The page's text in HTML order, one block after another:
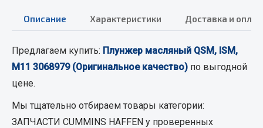
Смазочные материалы
Масла
Охладжающие жидкости
Технические жидкости
Описание Характеристики Доставка и
Предлагаем купить: Плунжер масляный QSM, ISM,
M11 3068979 (Оригинальное качество) по выгодной
цене.
Мы тщательно отбираем товары категории:
ЗАПЧАСТИ CUMMINS HAFFEN у проверенных